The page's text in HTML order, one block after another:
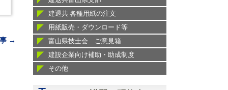
→
建退共 各種用紙の注文
用紙販売・ダウンロード等
富山県技士会 ご意見箱
建設企業向け補助・助成制度
その他